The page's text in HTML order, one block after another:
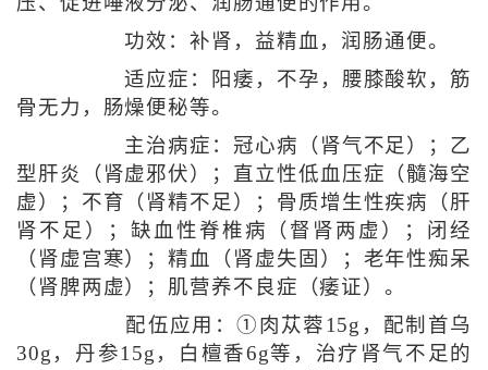
功效：补肾，益精血，润肠通便。
适应症：阳痿，不孕，腰膝酸软，筋
骨无力，肠燥便秘等。
主治病症：冠心病（肾气不足）；乙
型肝炎（肾虚邪伏）；直立性低血压症（髓海空
虚）；不育（肾精不足）；骨质增生性疾病（肝
肾不足）；缺血性脊椎病（督肾两虚）；闭经
（肾虚宫寒）；精血（肾虚失固）；老年性痴呆
（肾脾两虚）；肌营养不良症（痿证）。
配伍应用：①肉苁蓉15g，配制首乌
30g，丹参15g，白檀香6g等，治疗肾气不足的